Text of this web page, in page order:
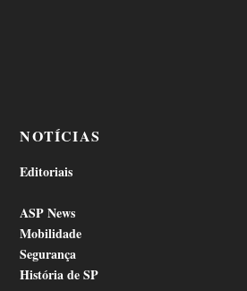
NOTÍCIAS
Editoriais
ASP News
Mobilidade
Segurança
História de SP